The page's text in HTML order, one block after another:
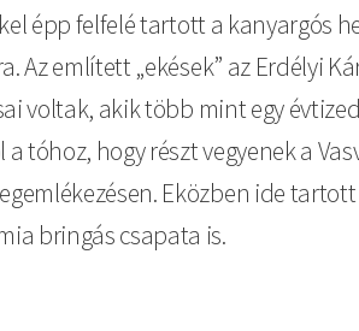
épp felfelé tartott a kanyargós
Az említett „ekések” az Erdélyi
voltak, akik több mint egy
tóhoz, hogy részt vegyenek a
Eközben ide tartott
bringás csapata is.